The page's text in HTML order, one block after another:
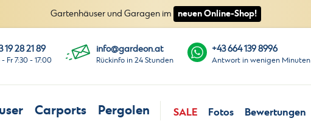
Gartenhäuser und Garagen im neuen Online-Shop!
19 28 21 89
Fr 7:30 - 17:00
info@gardeon.at
Rückinfo in 24 Stunden
+43 664 139 8996
Antwort in wenigen Minuten
Carports Pergolen SALE Fotos Bewertungen